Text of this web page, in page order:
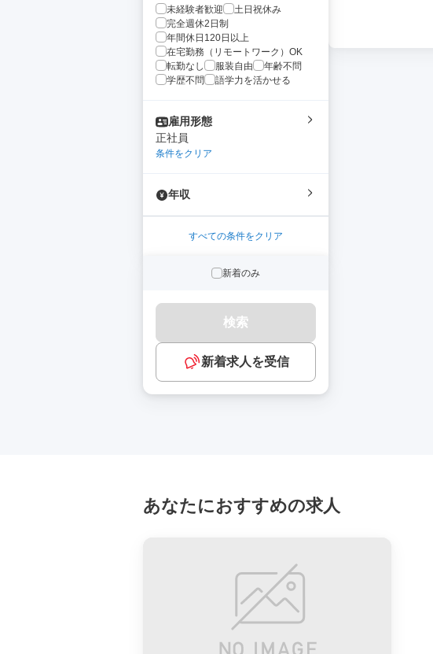
未経験者歓迎
土日祝休み
完全週休2日制
年間休日120日以上
在宅勤務（リモートワーク）OK
転勤なし
服装自由
年齢不問
学歴不問
語学力を活かせる
雇用形態
正社員
条件をクリア
年収
すべての条件をクリア
新着のみ
検索
新着求人を受信
あなたにおすすめの求人